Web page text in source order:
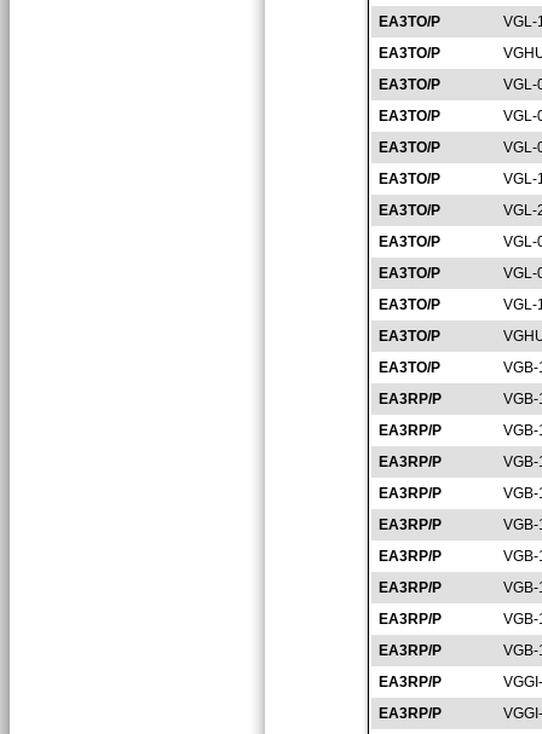
EA3TO/P
VGL-
EA3TO/P
EA3TO/P
VGL-
EA3TO/P
VGL-
EA3TO/P
VGL-
EA3TO/P
VGL-
EA3TO/P
VGL-
EA3TO/P
VGL-
EA3TO/P
VGL-
EA3TO/P
VGL-
EA3TO/P
EA3TO/P
EA3RP/P
EA3RP/P
EA3RP/P
EA3RP/P
EA3RP/P
EA3RP/P
EA3RP/P
EA3RP/P
EA3RP/P
EA3RP/P
EA3RP/P